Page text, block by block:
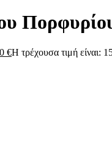
€Η τρέχουσα τιμή είναι: